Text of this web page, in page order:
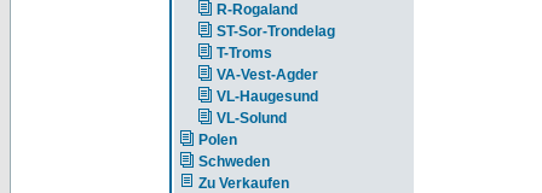
R-Rogaland
ST-Sor-Trondelag
T-Troms
VA-Vest-Agder
VL-Haugesund
VL-Solund
Polen
Schweden
Zu Verkaufen